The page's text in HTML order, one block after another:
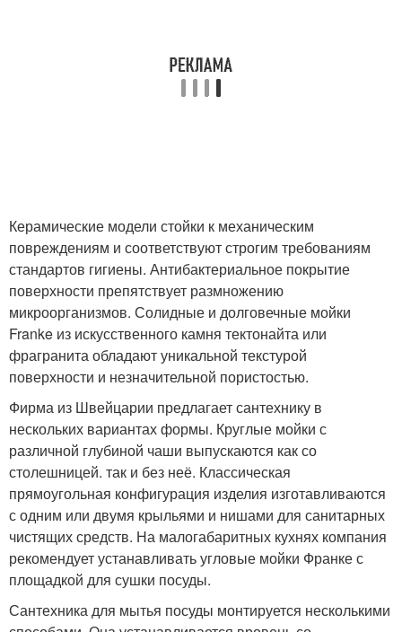
Керамические модели стойки к механическим
повреждениям и соответствуют строгим требованиям
стандартов гигиены. Антибактериальное покрытие
поверхности препятствует размножению
микроорганизмов. Солидные и долговечные мойки
Franke из искусственного камня тектонайта или
фрагранита обладают уникальной текстурой
поверхности и незначительной пористостью.
Фирма из Швейцарии предлагает сантехнику в
нескольких вариантах формы. Круглые мойки с
различной глубиной чаши выпускаются как со
столешницей. так и без неё. Классическая
прямоугольная конфигурация изделия изготавливаются
с одним или двумя крыльями и нишами для санитарных
чистящих средств. На малогабаритных кухнях компания
рекомендует устанавливать угловые мойки Франке с
площадкой для сушки посуды.
Сантехника для мытья посуды монтируется несколькими